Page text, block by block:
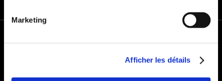
Marketing
Afficher les détails